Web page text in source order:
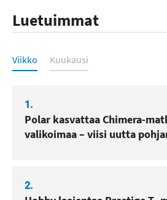
Luetuimmat
Luetuimmat
Viikko Kuukausi
1.
Polar kasvattaa Chimera-
valikoimaa – viisi uutta
2.